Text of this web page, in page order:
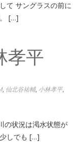
て サングラスの前に
[…]
孝平
, 仙北谷祐輔, 小林孝平,
の状況は渇水状態が
しでも […]